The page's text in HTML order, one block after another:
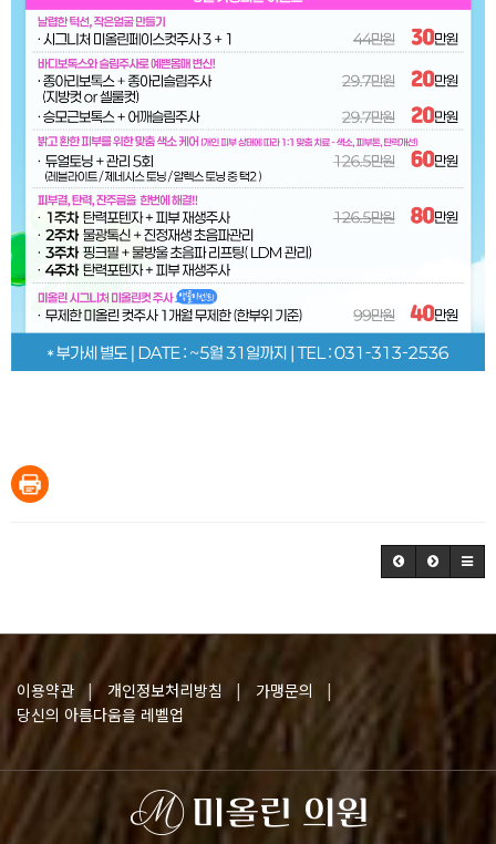
이용약관 개인정보처리방침
가맹문의
당신의 아름다움을 레벨업
[수원본점]
미올린의원 | 대표 : 권유리 |
경기도 수원시 팔달구 덕영대로 693 2층 |
TEL 031.251.2121-2 |
사업자등록번호 : 279-91-00266
[오산점]
미올린의원 | 대표 : 김혜원 |
경기도 오산시 내삼미로 83 센타프라자 502층 |